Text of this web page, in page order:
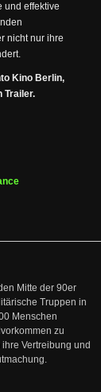
und effektive
nicht nur ihre
Kino Berlin,
Trailer.
Mitte der 90er
Truppen in
Menschen
zu
Vertreibung und